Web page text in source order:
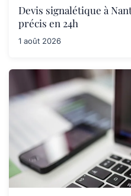
Devis signalétique à
précis en 24h
1 août 2026